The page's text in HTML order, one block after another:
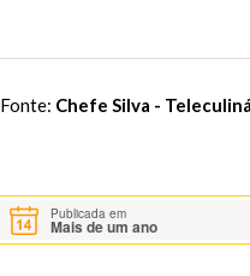
Fonte: Chefe Silva -
Publicada em
Mais de um ano